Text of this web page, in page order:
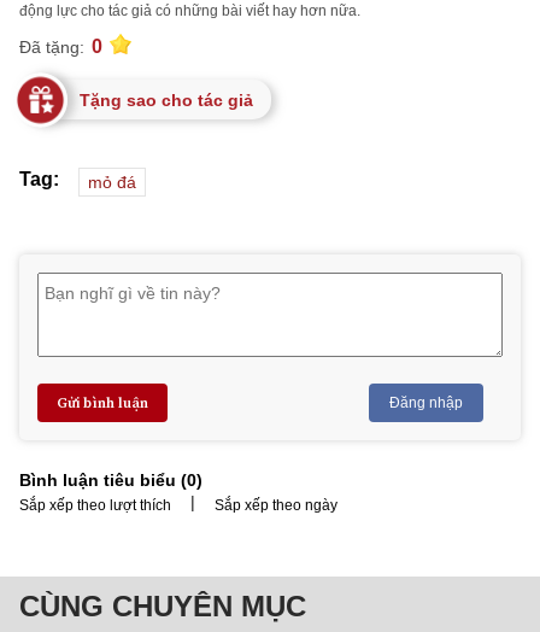
động lực cho tác giả có những bài viết hay hơn nữa.
Đã tặng: 0
Tặng sao cho tác giả
Tag: mỏ đá
Gửi bình luận Đăng nhập
Bình luận tiêu biểu (0)
Sắp xếp theo lượt thích | Sắp xếp theo ngày
CÙNG CHUYÊN MỤC